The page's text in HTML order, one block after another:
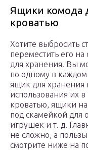
Ящики комода
кроватью
Хотите выбросить
переместить его на
для хранения. Вы
по одному в каждом
ящик для
использования их
кроватью, ящики
под скамейкой для
игрушек и т. д.
не сложно, а пользы
смотрите ниже на